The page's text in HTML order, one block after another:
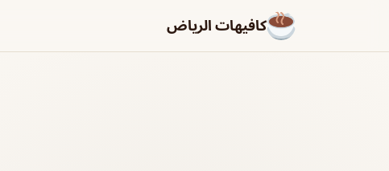
كافيهات الرياض